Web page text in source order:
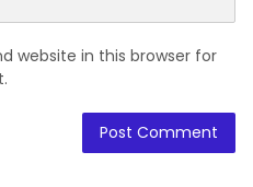
website in this browser for